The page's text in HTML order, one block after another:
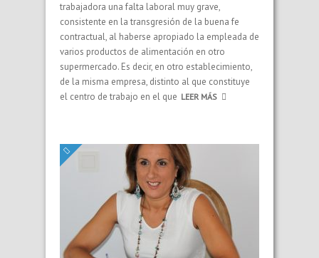
trabajadora una falta laboral muy grave,
consistente en la transgresión de la buena fe
contractual, al haberse apropiado la empleada de
varios productos de alimentación en otro
supermercado. Es decir, en otro establecimiento,
de la misma empresa, distinto al que constituye
el centro de trabajo en el que LEER MÁS